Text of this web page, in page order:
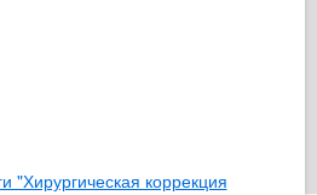
"Хирургическая коррекция